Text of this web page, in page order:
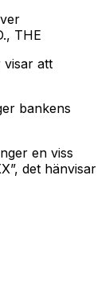
THE
visar att
bankens
en viss
det hänvisar